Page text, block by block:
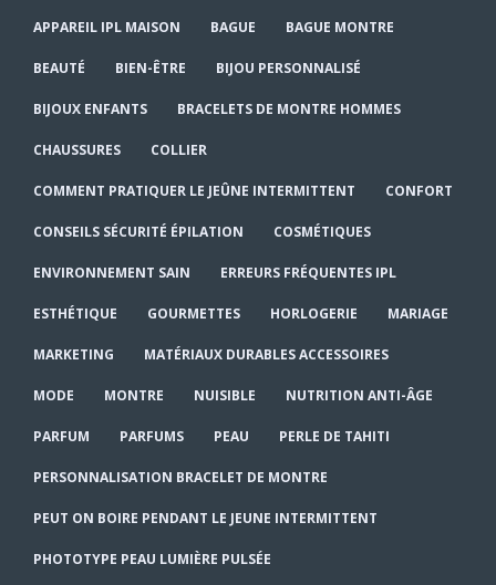
APPAREIL IPL MAISON BAGUE BAGUE MONTRE
BEAUTÉ BIEN-ÊTRE BIJOU PERSONNALISÉ
BIJOUX ENFANTS BRACELETS DE MONTRE HOMMES
CHAUSSURES COLLIER
COMMENT PRATIQUER LE JEÛNE INTERMITTENT CONFORT
CONSEILS SÉCURITÉ ÉPILATION COSMÉTIQUES
ENVIRONNEMENT SAIN ERREURS FRÉQUENTES IPL
ESTHÉTIQUE GOURMETTES HORLOGERIE MARIAGE
MARKETING MATÉRIAUX DURABLES ACCESSOIRES
MODE MONTRE NUISIBLE NUTRITION ANTI-ÂGE
PARFUM PARFUMS PEAU PERLE DE TAHITI
PERSONNALISATION BRACELET DE MONTRE
PEUT ON BOIRE PENDANT LE JEUNE INTERMITTENT
PHOTOTYPE PEAU LUMIÈRE PULSÉE